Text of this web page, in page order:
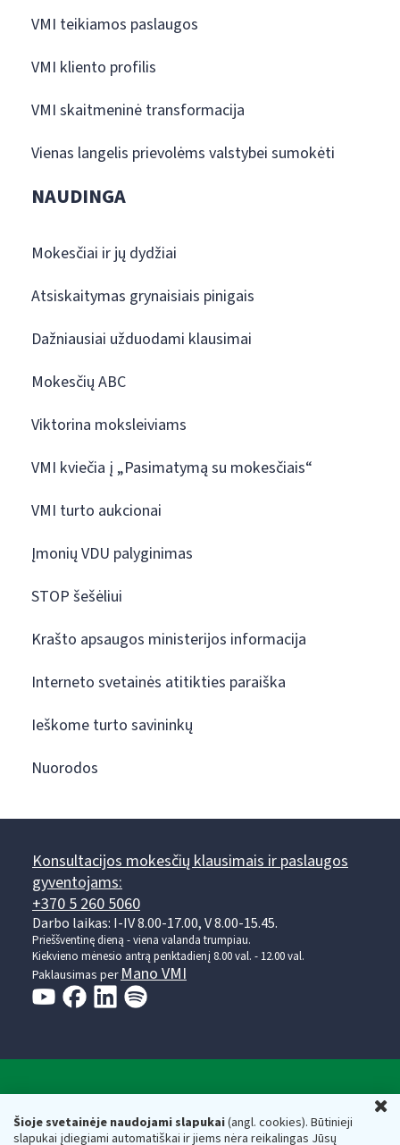
Šioje svetainėje naudojami slapukai(angl. cookies). Būtinieji
slapukai įdiegiami automatiškai ir jiems nėra reikalingas Jūsų
VMI teikiamos paslaugos
VMI kliento profilis
VMI skaitmeninė transformacija
Vienas langelis prievolėms valstybei sumokėti
NAUDINGA
Mokesčiai ir jų dydžiai
Atsiskaitymas grynaisiais pinigais
Dažniausiai užduodami klausimai
Mokesčių ABC
Viktorina moksleiviams
VMI kviečia į „Pasimatymą su mokesčiais“
VMI turto aukcionai
Įmonių VDU palyginimas
STOP šešėliui
Krašto apsaugos ministerijos informacija
Interneto svetainės atitikties paraiška
Ieškome turto savininkų
Nuorodos
Konsultacijos mokesčių klausimais ir paslaugos
gyventojams:
+370 5 260 5060
Darbo laikas: I-IV 8.00-17.00, V 8.00-15.45.
Prieššventinę dieną - viena valanda trumpiau.
Kiekvieno mėnesio antrą penktadienį 8.00 val. - 12.00 val.
Paklausimas per Mano VMI
Respublikos finansų ministerijos